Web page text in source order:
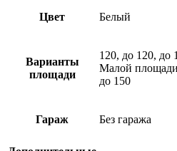
Цвет Белый
Варианты
площади
120, до 120, до
Малой
до 150
Гараж Без гаража